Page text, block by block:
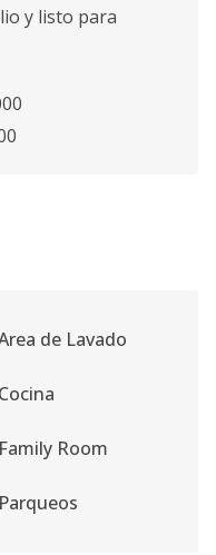
y listo para
de Lavado
Cocina
Family Room
Parqueos